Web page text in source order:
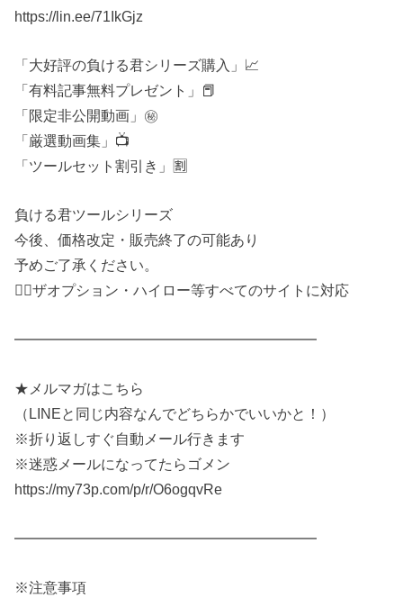
https://lin.ee/71IkGjz
「大好評の負ける君シリーズ購入」📈
「有料記事無料プレゼント」📕
「限定非公開動画」㊙️
「厳選動画集」📺
「ツールセット割引き」🈹
負ける君ツールシリーズ
今後、価格改定・販売終了の可能あり
予めご了承ください。
🙆‍♂️ザオプション・ハイロー等すべてのサイトに対応
━━━━━━━━━━━━━━━━━━━━━
★メルマガはこちら
（LINEと同じ内容なんでどちらかでいいかと！）
※折り返しすぐ自動メール行きます
※迷惑メールになってたらゴメン
https://my73p.com/p/r/O6ogqvRe
━━━━━━━━━━━━━━━━━━━━━
※注意事項